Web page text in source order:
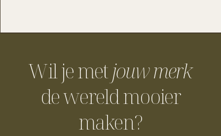
Wil je metjouw merk
de wereld mooier
maken?